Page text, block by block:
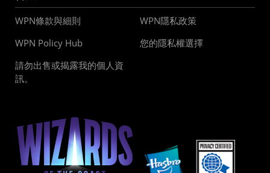
WPN條款與細則
WPN隱私政策
WPN Policy Hub
您的隱私權選擇
請勿出售或揭露我的個人資
訊。